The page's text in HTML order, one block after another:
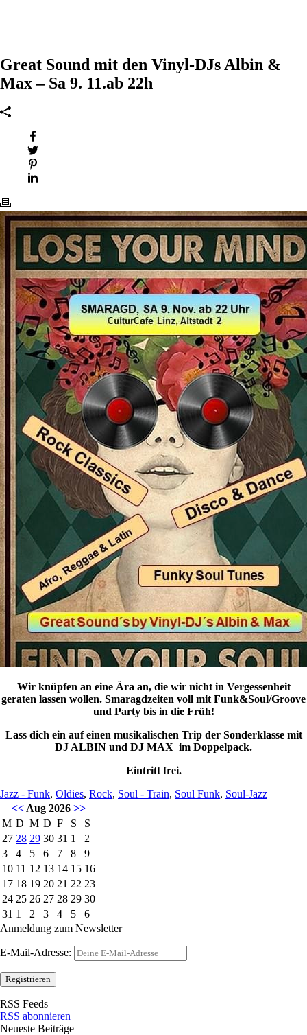
Great Sound mit den Vinyl-DJs Albin &
Max – Sa 9. 11.ab 22h
Wir knüpfen an eine Ära an, die wir nicht in Vergessenheit
geraten lassen wollen. Smaragdzeiten voll mit Funk&Soul/Groove
und Party bis in die Früh!
Lass dich ein auf einen musikalischen Trip der Sonderklasse mit
DJ ALBIN und DJ MAX im Doppelpack.
Eintritt frei.
Jazz - Funk, Oldies, Rock, Soul - Train, Soul Funk, Soul-Jazz
<< Aug 2026 >>
M D M D F S
S
27 28 29 30 31 1
2
3
4 5 6 7 8
9
10 11 12 13 14 15 16
17 18 19 20 21 22 23
24 25 26 27 28 29 30
31 1 2 3 4 5
6
Anmeldung zum Newsletter
E-Mail-Adresse:
RSS Feeds
RSS abonnieren
Neueste Beiträge